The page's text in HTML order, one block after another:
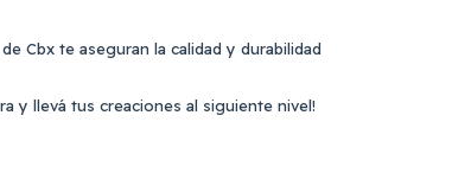
Cbx te aseguran la calidad y durabilidad
y llevá tus creaciones al siguiente nivel!